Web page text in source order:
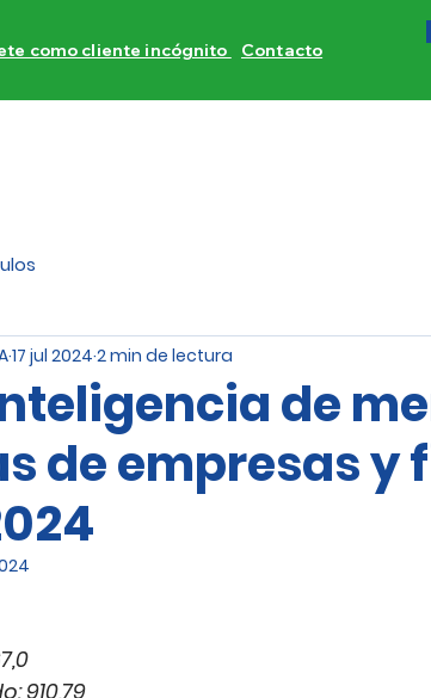
como cliente incógnito Contacto
de
de empresas y
17 jul 2024 2 min de lectura
910,79